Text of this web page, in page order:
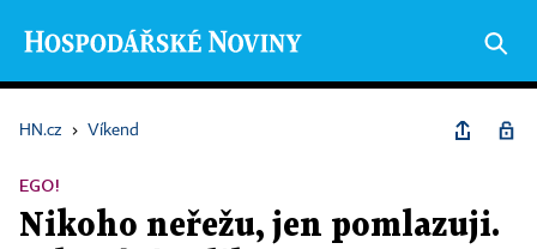
HN.cz › Víkend
EGO!
Nikoho neřežu, jen pomlazuji.